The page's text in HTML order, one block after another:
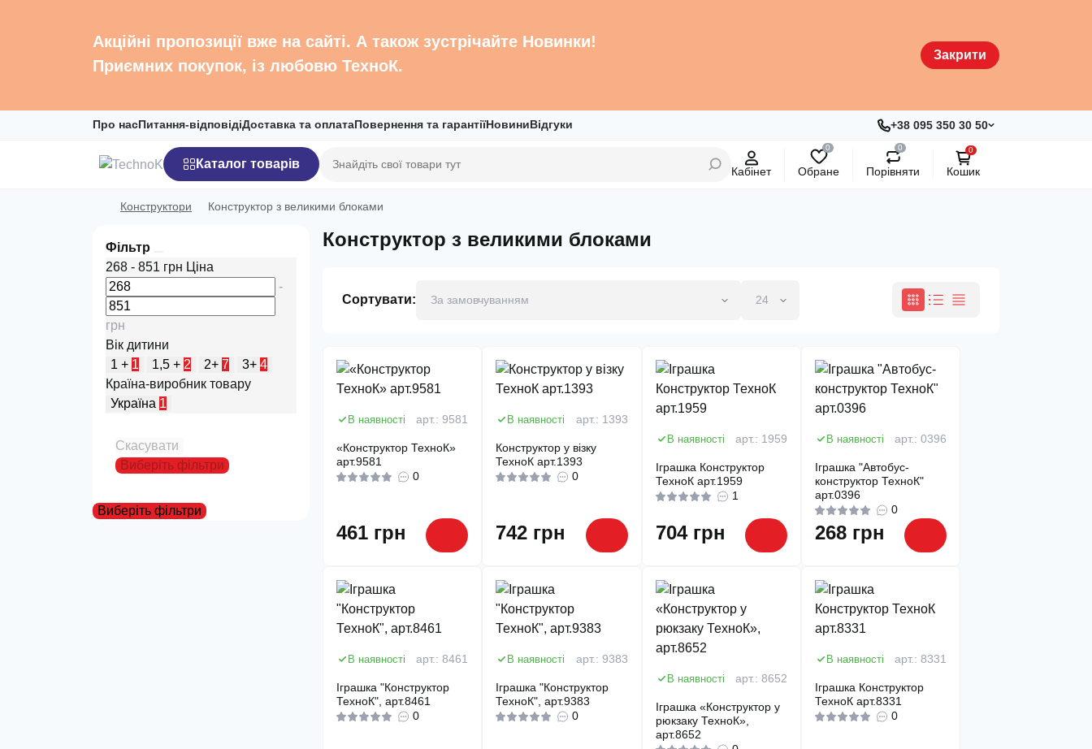
Акційні пропозиції вже на сайті. А також зустрічайте Новинки!
Приємних покупок, із любовю ТехноК.
Закрити
Про нас Питання-відповідіДоставка та оплата Повернення та гарантіїНовини Відгуки +38 095 350 30 50
Каталог товарів
Кабінет
0
Обране
0
Порівняти
0
Кошик
Конструктори Конструктор з великими блоками
Фільтр
268 - 851 грн Ціна
-
грн
Вік дитини
1 + 1 1,5 + 2 2+ 7 3+ 4
Країна-виробник товару
Україна 1
Скасувати
Виберіть фільтри
Виберіть фільтри
Конструктор з великими блоками
Сортувати:
В наявності арт.: 9581
«Конструктор ТехноК»
арт.9581
0
461 грн
В наявності арт.: 1393
Конструктор у візку
ТехноК арт.1393
0
742 грн
В наявності арт.: 1959
Іграшка Конструктор
ТехноК арт.1959
1
704 грн
В наявності арт.: 0396
Іграшка "Автобус-
конструктор ТехноК"
арт.0396
0
268 грн
В наявності арт.: 8461
Іграшка "Конструктор
ТехноК", арт.8461
0
В наявності арт.: 9383
Іграшка "Конструктор
ТехноК", арт.9383
0
В наявності арт.: 8652
Іграшка «Конструктор у
рюкзаку ТехноК»,
арт.8652
В наявності арт.: 8331
Іграшка Конструктор
ТехноК арт.8331
0